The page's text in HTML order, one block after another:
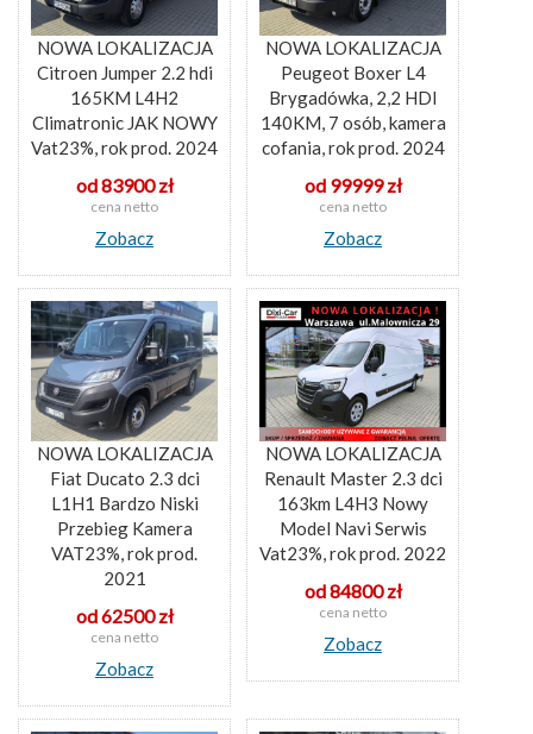
NOWA LOKALIZACJA
Citroen Jumper 2.2 hdi
165KM L4H2
Climatronic JAK NOWY
Vat23%, rok prod. 2024
od 83900 zł
cena netto
Zobacz
NOWA LOKALIZACJA
Peugeot Boxer L4
Brygadówka, 2,2 HDI
140KM, 7 osób, kamera
cofania, rok prod. 2024
od 99999 zł
cena netto
Zobacz
NOWA LOKALIZACJA
Fiat Ducato 2.3 dci
L1H1 Bardzo Niski
Przebieg Kamera
VAT23%, rok prod.
2021
od 62500 zł
cena netto
Zobacz
NOWA LOKALIZACJA
Renault Master 2.3 dci
163km L4H3 Nowy
Model Navi Serwis
Vat23%, rok prod. 2022
od 84800 zł
cena netto
Zobacz